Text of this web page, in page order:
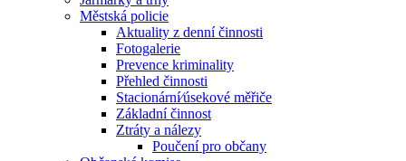
Městská policie
Aktuality z denní činnosti
Fotogalerie
Prevence kriminality
Přehled činnosti
Stacionární⁄úsekové měřiče
Základní činnost
Ztráty a nálezy
Poučení pro občany